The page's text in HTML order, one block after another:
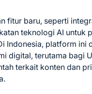
fitur baru, seperti
teknologi AI untuk
Indonesia, platform ini
digital, terutama bagi
terkait konten dan